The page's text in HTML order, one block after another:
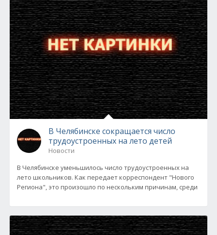
В Челябинске сокращается число
трудоустроенных на лето детей
Новости
В Челябинске уменьшилось число трудоустроенных на
лето школьников. Как передает корреспондент "Нового
Региона", это произошло по нескольким причинам, среди